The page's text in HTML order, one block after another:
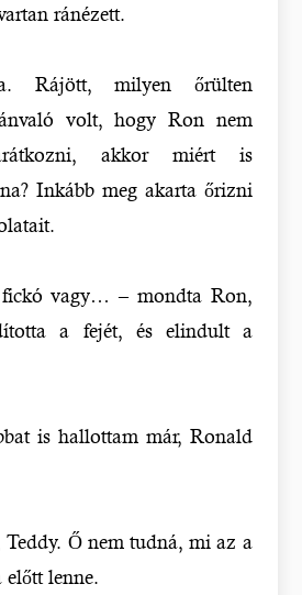
ránézett.
Rájött, milyen őrülten
volt, hogy Ron nem
akkor miért is
Inkább meg akarta őrizni
fickó vagy… – mondta Ron,
a fejét, és elindult a
is hallottam már, Ronald
Teddy. Ő nem tudná, mi az a
előtt lenne.